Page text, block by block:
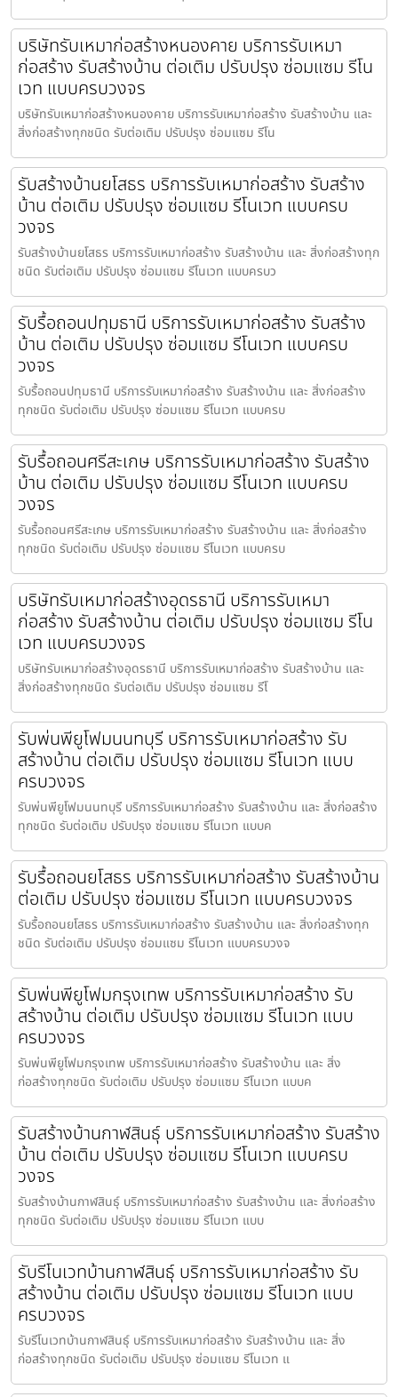
บริษัทรับเหมาก่อสร้างหนองคาย บริการรับเหมา
ก่อสร้าง รับสร้างบ้าน ต่อเติม ปรับปรุง ซ่อมแซม รีโน
เวท แบบครบวงจร
บริษัทรับเหมาก่อสร้างหนองคาย บริการรับเหมาก่อสร้าง รับสร้างบ้าน และ
สิ่งก่อสร้างทุกชนิด รับต่อเติม ปรับปรุง ซ่อมแซม รีโน
รับสร้างบ้านยโสธร บริการรับเหมาก่อสร้าง รับสร้าง
บ้าน ต่อเติม ปรับปรุง ซ่อมแซม รีโนเวท แบบครบ
วงจร
รับสร้างบ้านยโสธร บริการรับเหมาก่อสร้าง รับสร้างบ้าน และ สิ่งก่อสร้างทุก
ชนิด รับต่อเติม ปรับปรุง ซ่อมแซม รีโนเวท แบบครบว
รับรื้อถอนปทุมธานี บริการรับเหมาก่อสร้าง รับสร้าง
บ้าน ต่อเติม ปรับปรุง ซ่อมแซม รีโนเวท แบบครบ
วงจร
รับรื้อถอนปทุมธานี บริการรับเหมาก่อสร้าง รับสร้างบ้าน และ สิ่งก่อสร้าง
ทุกชนิด รับต่อเติม ปรับปรุง ซ่อมแซม รีโนเวท แบบครบ
รับรื้อถอนศรีสะเกษ บริการรับเหมาก่อสร้าง รับสร้าง
บ้าน ต่อเติม ปรับปรุง ซ่อมแซม รีโนเวท แบบครบ
วงจร
รับรื้อถอนศรีสะเกษ บริการรับเหมาก่อสร้าง รับสร้างบ้าน และ สิ่งก่อสร้าง
ทุกชนิด รับต่อเติม ปรับปรุง ซ่อมแซม รีโนเวท แบบครบ
บริษัทรับเหมาก่อสร้างอุดรธานี บริการรับเหมา
ก่อสร้าง รับสร้างบ้าน ต่อเติม ปรับปรุง ซ่อมแซม รีโน
เวท แบบครบวงจร
บริษัทรับเหมาก่อสร้างอุดรธานี บริการรับเหมาก่อสร้าง รับสร้างบ้าน และ
สิ่งก่อสร้างทุกชนิด รับต่อเติม ปรับปรุง ซ่อมแซม รีโ
รับพ่นพียูโฟมนนทบุรี บริการรับเหมาก่อสร้าง รับ
สร้างบ้าน ต่อเติม ปรับปรุง ซ่อมแซม รีโนเวท แบบ
ครบวงจร
รับพ่นพียูโฟมนนทบุรี บริการรับเหมาก่อสร้าง รับสร้างบ้าน และ สิ่งก่อสร้าง
ทุกชนิด รับต่อเติม ปรับปรุง ซ่อมแซม รีโนเวท แบบค
รับรื้อถอนยโสธร บริการรับเหมาก่อสร้าง รับสร้างบ้าน
ต่อเติม ปรับปรุง ซ่อมแซม รีโนเวท แบบครบวงจร
รับรื้อถอนยโสธร บริการรับเหมาก่อสร้าง รับสร้างบ้าน และ สิ่งก่อสร้างทุก
ชนิด รับต่อเติม ปรับปรุง ซ่อมแซม รีโนเวท แบบครบวงจ
รับพ่นพียูโฟมกรุงเทพ บริการรับเหมาก่อสร้าง รับ
สร้างบ้าน ต่อเติม ปรับปรุง ซ่อมแซม รีโนเวท แบบ
ครบวงจร
รับพ่นพียูโฟมกรุงเทพ บริการรับเหมาก่อสร้าง รับสร้างบ้าน และ สิ่ง
ก่อสร้างทุกชนิด รับต่อเติม ปรับปรุง ซ่อมแซม รีโนเวท แบบค
รับสร้างบ้านกาฬสินธุ์ บริการรับเหมาก่อสร้าง รับสร้าง
บ้าน ต่อเติม ปรับปรุง ซ่อมแซม รีโนเวท แบบครบ
วงจร
รับสร้างบ้านกาฬสินธุ์ บริการรับเหมาก่อสร้าง รับสร้างบ้าน และ สิ่งก่อสร้าง
ทุกชนิด รับต่อเติม ปรับปรุง ซ่อมแซม รีโนเวท แบบ
รับรีโนเวทบ้านกาฬสินธุ์ บริการรับเหมาก่อสร้าง รับ
สร้างบ้าน ต่อเติม ปรับปรุง ซ่อมแซม รีโนเวท แบบ
ครบวงจร
รับรีโนเวทบ้านกาฬสินธุ์ บริการรับเหมาก่อสร้าง รับสร้างบ้าน และ สิ่ง
ก่อสร้างทุกชนิด รับต่อเติม ปรับปรุง ซ่อมแซม รีโนเวท แ